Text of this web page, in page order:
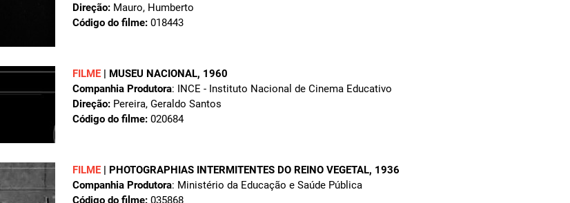
Direção: Mauro, Humberto
Código do filme: 018443
FILME | MUSEU NACIONAL, 1960
Companhia Produtora: INCE - Instituto Nacional de Cinema Educativo
Direção: Pereira, Geraldo Santos
Código do filme: 020684
FILME | PHOTOGRAPHIAS INTERMITENTES DO REINO VEGETAL, 1936
Companhia Produtora: Ministério da Educação e Saúde Pública
Código do filme: 035868